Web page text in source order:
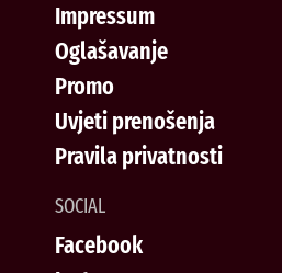
Impressum
Oglašavanje
Promo
Uvjeti prenošenja
Pravila privatnosti
SOCIAL
Facebook